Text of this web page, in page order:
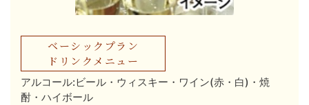
ベーシックプラン
ドリンクメニュー
アルコール:ビール・ウィスキー・ワイン(赤・白)・焼
酎・ハイボール